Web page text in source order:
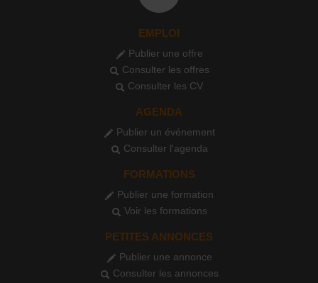
EMPLOI
Publier une offre
Consulter les offres
Consulter les CV
AGENDA
Publier un événement
Consulter l'agenda
FORMATIONS
Publier une formation
Voir les formations
PETITES ANNONCES
Publier une annonce
Consulter les annonces